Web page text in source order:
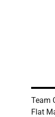
Team
Flat